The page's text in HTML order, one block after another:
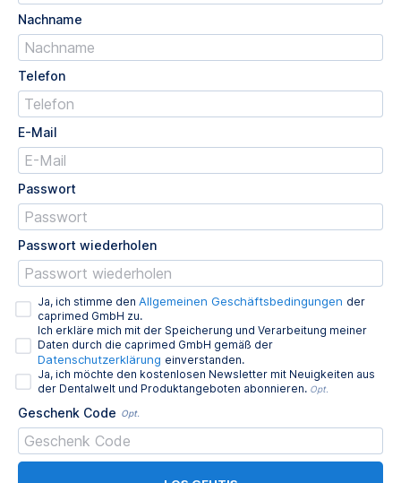
Nachname
Telefon
E-Mail
Passwort
Passwort wiederholen
Ja, ich stimme den Allgemeinen Geschäftsbedingungen der
caprimed GmbH zu.
Ich erkläre mich mit der Speicherung und Verarbeitung meiner
Daten durch die caprimed GmbH gemäß der
Datenschutzerklärung einverstanden.
Ja, ich möchte den kostenlosen Newsletter mit Neuigkeiten aus
der Dentalwelt und Produktangeboten abonnieren. Opt.
Geschenk Code Opt.